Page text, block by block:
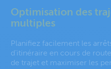
Optimisation des
multiples
Planifiez facilement les
d’itinéraire en cours de
de trajet et maximiser les